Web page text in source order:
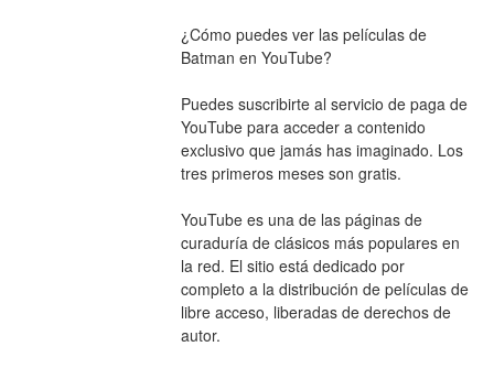
¿Cómo puedes ver las películas de
Batman en YouTube?
Puedes suscribirte al servicio de paga de
YouTube para acceder a contenido
exclusivo que jamás has imaginado. Los
tres primeros meses son gratis.
YouTube es una de las páginas de
curaduría de clásicos más populares en
la red. El sitio está dedicado por
completo a la distribución de películas de
libre acceso, liberadas de derechos de
autor.